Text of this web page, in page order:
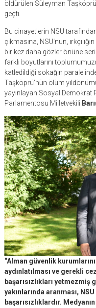
öldürülen Süleyman
geçti.
Bu cinayetlerin NSU
çıkmasına, NSU’nun,
bir kez daha gözler önüne
farklı boyutlarını
katledildiği sokağın
Taşköprü’nün ölüm
yayınlayan Sosyal Demokrat
Parlamentosu Milletvekili
“Alman güvenlik
aydınlatılması ve gerekli
başarısızlıkları
yakınlarında aranması,
başarısızlıklardır.